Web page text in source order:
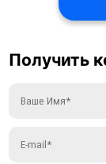
Получить